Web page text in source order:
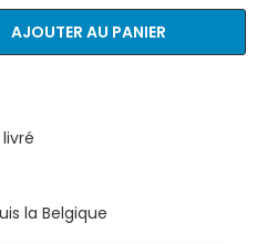
AJOUTER AU PANIER
la Belgique